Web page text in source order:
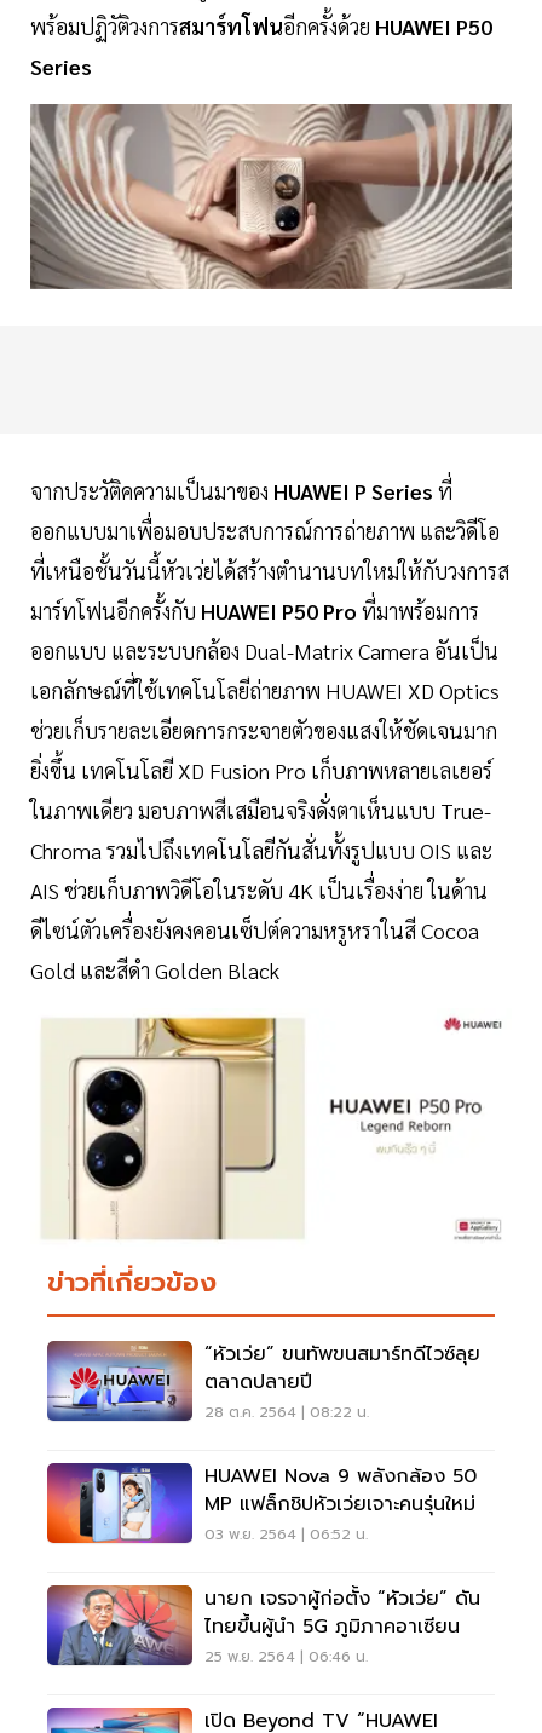
พร้อมปฏิวัติวงการสมาร์ทโฟนอีกครั้งด้วย HUAWEI P50
Series
จากประวัติคความเป็นมาของ HUAWEI P Series ที่
ออกแบบมาเพื่อมอบประสบการณ์การถ่ายภาพ และวิดีโอ
ที่เหนือชั้นวันนี้หัวเว่ยได้สร้างตำนานบทใหม่ให้กับวงการส
มาร์ทโฟนอีกครั้งกับ HUAWEI P50 Pro ที่มาพร้อมการ
ออกแบบ และระบบกล้อง Dual-Matrix Camera อันเป็น
เอกลักษณ์ที่ใช้เทคโนโลยีถ่ายภาพ HUAWEI XD Optics
ช่วยเก็บรายละเอียดการกระจายตัวของแสงให้ชัดเจนมาก
ยิ่งขึ้น เทคโนโลยี XD Fusion Pro เก็บภาพหลายเลเยอร์
ในภาพเดียว มอบภาพสีเสมือนจริงดั่งตาเห็นแบบ True-
Chroma รวมไปถึงเทคโนโลยีกันสั่นทั้งรูปแบบ OIS และ
AIS ช่วยเก็บภาพวิดีโอในระดับ 4K เป็นเรื่องง่าย ในด้าน
ดีไซน์ตัวเครื่องยังคงคอนเซ็ปต์ความหรูหราในสี Cocoa
Gold และสีดำ Golden Black
ข่าวที่เกี่ยวข้อง
“หัวเว่ย” ขนทัพขนสมาร์ทดีไวซ์ลุย
ตลาดปลายปี
28 ต.ค. 2564 | 08:22 น.
HUAWEI Nova 9 พลังกล้อง 50
MP แฟล็กชิปหัวเว่ยเจาะคนรุ่นใหม่
03 พ.ย. 2564 | 06:52 น.
นายก เจรจาผู้ก่อตั้ง “หัวเว่ย” ดัน
ไทยขึ้นผู้นำ 5G ภูมิภาคอาเซียน
25 พ.ย. 2564 | 06:46 น.
เปิด Beyond TV “HUAWEI